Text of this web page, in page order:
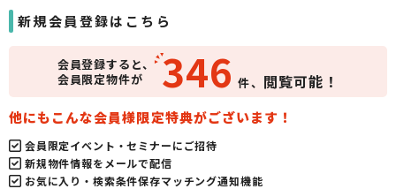
新規会員登録はこちら
会員登録すると、
会員限定物件が
346 件、 閲覧可能！
他にもこんな会員様限定特典がございます！
会員限定イベント・セミナーにご招待
新規物件情報をメールで配信
お気に入り・検索条件保存マッチング通知機能